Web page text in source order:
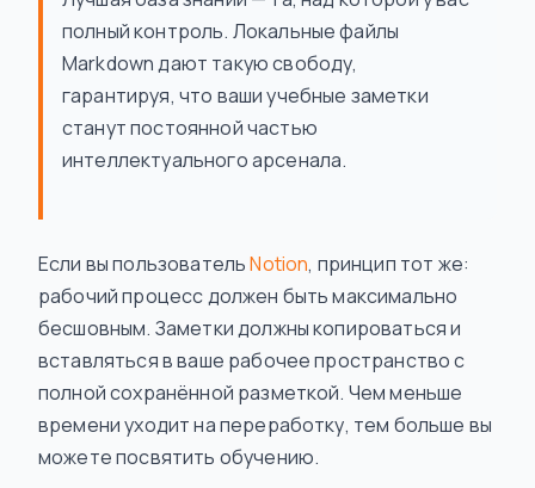
полный контроль. Локальные файлы
Markdown дают такую свободу,
гарантируя, что ваши учебные заметки
станут постоянной частью
интеллектуального арсенала.
Если вы пользовательNotion, принцип тот же:
рабочий процесс должен быть максимально
бесшовным. Заметки должны копироваться и
вставляться в ваше рабочее пространство с
полной сохранённой разметкой. Чем меньше
времени уходит на переработку, тем больше вы
можете посвятить обучению.